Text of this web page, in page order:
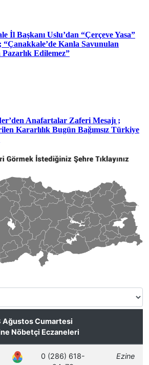
İl Başkanı Uslu’dan “Çerçeve Yasa”
Kanla Savunulan
Edilemez”
Anafartalar Zaferi Mesajı ;
Kararlılık Bugün Bağımsız Türkiye